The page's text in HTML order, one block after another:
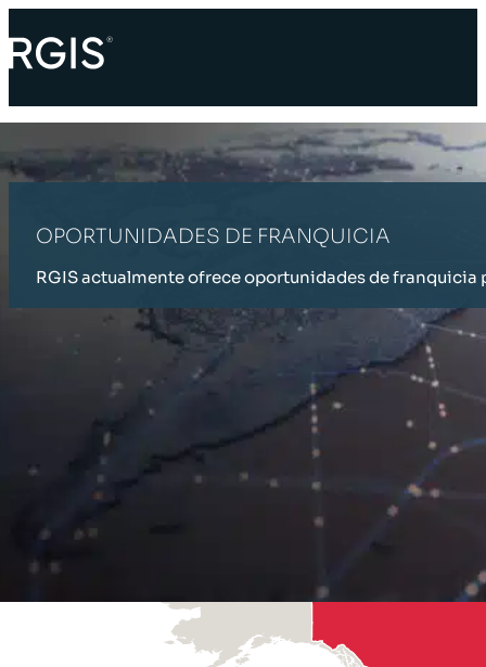
OPORTUNIDADES DE FRANQUICIA
RGIS actualmente ofrece oportunidades de franquicia
OPORTUNIDADES DE FRANQUICIA
RGIS FRANQUICIAS